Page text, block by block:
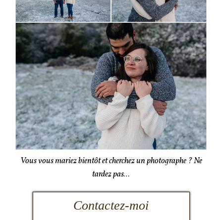
Vous vous mariez bientôt et cherchez un photographe ? Ne
tardez pas…
Contactez-moi